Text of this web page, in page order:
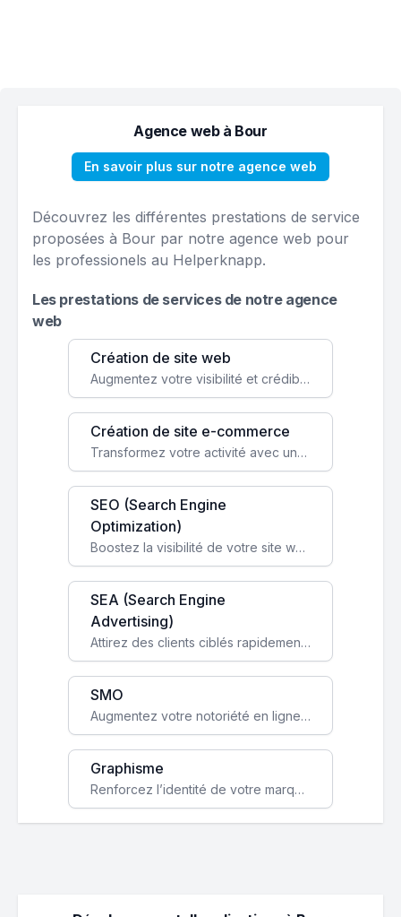
Agence web à Bour
En savoir plus sur notre agence web
Découvrez les différentes prestations de service
proposées à Bour par notre agence web pour
les professionels au Helperknapp.
Les prestations de services de notre agence
web
Création de site web
Augmentez votre visibilité et crédibilité en ligne avec un site web performant, conçu pour attirer plus de clients.
Création de site e-commerce
Transformez votre activité avec une boutique en ligne, accessible à l'échelle mondiale 24/7.
SEO (Search Engine
Optimization)
Boostez la visibilité de votre site web sur Google et attirez du trafic qualifié grâce à nos stratégies SEO.
SEA (Search Engine
Advertising)
Attirez des clients ciblés rapidement avec des campagnes publicitaires payantes optimisées pour vos objectifs.
SMO
Augmentez votre notoriété en ligne et stimulez la croissance de votre entreprise grâce à une stratégie sociale sur mesure.
Graphisme
Renforcez l’identité de votre marque avec un design unique qui capte l’attention et engage vos clients.